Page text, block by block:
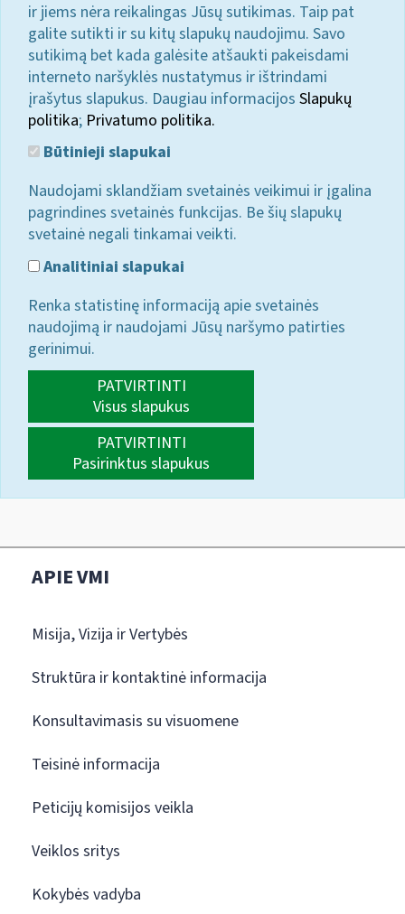
ir jiems nėra reikalingas Jūsų sutikimas. Taip pat
galite sutikti ir su kitų slapukų naudojimu. Savo
sutikimą bet kada galėsite atšaukti pakeisdami
interneto naršyklės nustatymus ir ištrindami
įrašytus slapukus. Daugiau informacijos Slapukų
politika; Privatumo politika.
Būtinieji slapukai
Naudojami sklandžiam svetainės veikimui ir įgalina
pagrindines svetainės funkcijas. Be šių slapukų
svetainė negali tinkamai veikti.
Analitiniai slapukai
Renka statistinę informaciją apie svetainės
naudojimą ir naudojami Jūsų naršymo patirties
gerinimui.
PATVIRTINTI
Visus slapukus
PATVIRTINTI
Pasirinktus slapukus
APIE VMI
Misija, Vizija ir Vertybės
Struktūra ir kontaktinė informacija
Konsultavimasis su visuomene
Teisinė informacija
Peticijų komisijos veikla
Veiklos sritys
Kokybės vadyba